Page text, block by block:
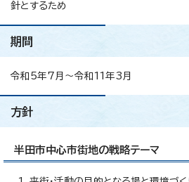
針とするため
期間
令和5年7月～令和11年3月
方針
半田市中心市街地の戦略テーマ